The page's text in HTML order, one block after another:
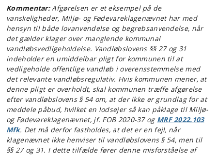
Kommentar:Afgørelsen er et eksempel på de
vanskeligheder, Miljø- og Fødevareklagenævnet har med
hensyn til både lovanvendelse og begrebsanvendelse, når
det gælder klager over manglende kommunal
vandløbsvedligeholdelse. Vandløbslovens §§ 27 og 31
indeholder en umiddelbar pligt for kommunen til at
vedligeholde offentlige vandløb i overensstemmelse med
det relevante vandløbsregulativ. Hvis kommunen mener, at
denne pligt er overholdt, skal kommunen træffe afgørelse
efter vandløbslovens § 54 om, at der ikke er grundlag for at
meddele påbud, hvilket en lodsejer så kan påklage til Miljø-
og Fødevareklagenævnet, jf. FOB 2020-37 og MRF 2022.103
Mfk. Det må derfor fastholdes, at det er en fejl, når
klagenævnet ikke henviser til vandløbslovens § 54, men til
§§ 27 og 31. I dette tilfælde fører denne misforståelse af